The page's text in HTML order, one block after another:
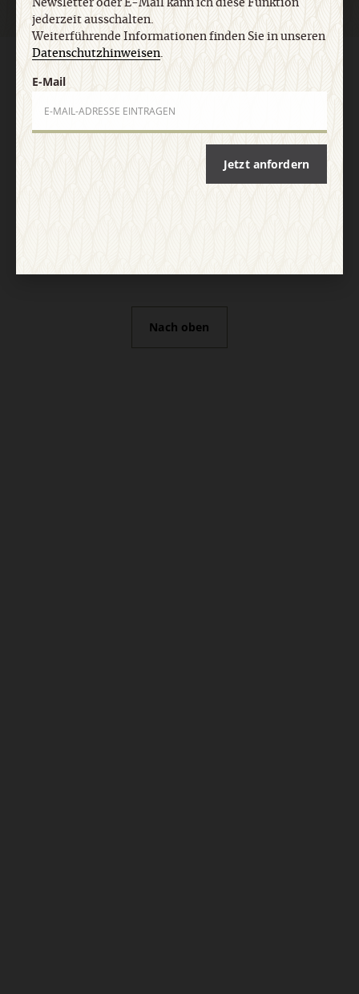
Vertrag widerrufen Abo online kündigen
Nach oben
Newsletter oder E-Mail kann ich diese Funktion
jederzeit ausschalten.
Weiterführende Informationen finden Sie in unseren
Datenschutzhinweisen.
E-Mail
Jetzt anfordern